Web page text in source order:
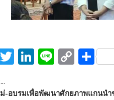
T
itt
Li
k
Li
e
C
p
S
ar
ม่-อบรมเพื่อพัฒนาศักยภาพแกนนำ